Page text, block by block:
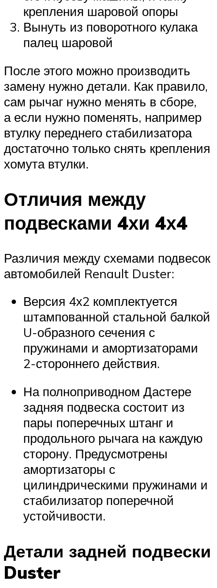
крепления шаровой опоры
Вынуть из поворотного кулака
палец шаровой
После этого можно производить
замену нужно детали. Как правило,
сам рычаг нужно менять в сборе,
а если нужно поменять, например
втулку переднего стабилизатора
достаточно только снять крепления
хомута втулки.
Отличия между
подвесками 4хи 4х4
Различия между схемами подвесок
автомобилей Renault Duster:
Версия 4х2 комплектуется
штампованной стальной балкой
U-образного сечения с
пружинами и амортизаторами
2-стороннего действия.
На полноприводном Дастере
задняя подвеска состоит из
пары поперечных штанг и
продольного рычага на каждую
сторону. Предусмотрены
амортизаторы с
цилиндрическими пружинами и
стабилизатор поперечной
устойчивости.
Детали задней подвески
Duster